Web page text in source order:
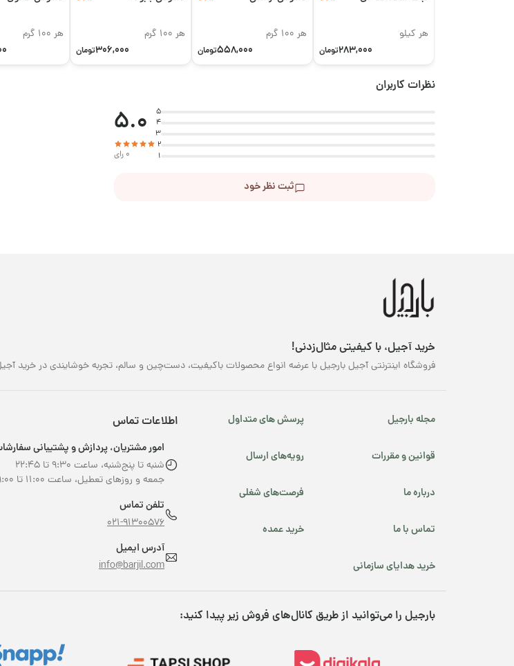
هر کیلو
283,000تومان
هر 100 گرم
558,000تومان
هر 100 گرم
306,000تومان
هر 100 گرم
نظرات کاربران
5
4
3
2
1
5.0
0 رای
ثبت نظر خود
خرید آجیل، با کیفیتی مثال‌زدنی!
فروشگاه اینترنتی آجیل بارجیل با عرضه انواع محصولات باکیفیت، دست‌چین و سالم، تجربه خوشایندی در خرید
مجله بارجیل پرسش های متداول
قوانین و مقررات رویه‌های ارسال
درباره ما فرصت‌های شغلی
تماس با ما خرید عمده
خرید هدایای سازمانی
اطلاعات تماس
امور مشتریان، پردازش و پشتیبانی
شنبه تا پنج‌شنبه، ساعت ۹:۳۰ تا ۲۲:۴۵
جمعه و روزهای تعطیل، ساعت ۱۱:۰۰ تا ۱۹:۰۰
تلفن تماس
021-91300576
آدرس ایمیل
info@barjil.com
بارجیل را می‌توانید از طریق کانال‌های فروش زیر پیدا کنید: